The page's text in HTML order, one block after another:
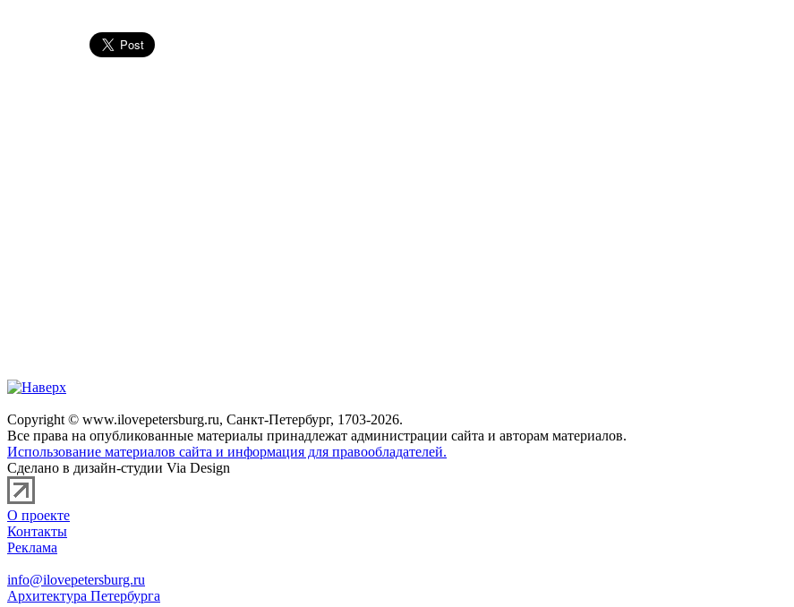
Copyright © www.ilovepetersburg.ru, Санкт-Петербург, 1703-2026.
Все права на опубликованные материалы принадлежат администрации сайта и авторам материалов.
Использование материалов сайта и информация для правообладателей.
Сделано в дизайн-студии Via Design
О проекте
Контакты
Реклама
info@ilovepetersburg.ru
Архитектура Петербурга